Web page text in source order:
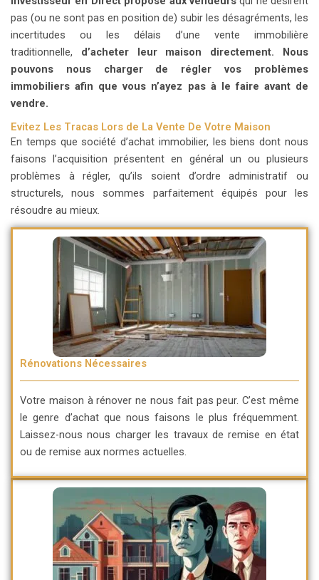
pas (ou ne sont pas en position de) subir les désagréments, les
incertitudes ou les délais d’une vente immobilière
traditionnelle, d’acheter leur maison directement. Nous
pouvons nous charger de régler vos problèmes
immobiliers afin que vous n’ayez pas à le faire avant de
vendre.
Evitez Les Tracas Lors de La Vente De Votre Maison
En temps que société d’achat immobilier, les biens dont nous
faisons l’acquisition présentent en général un ou plusieurs
problèmes à régler, qu’ils soient d’ordre administratif ou
structurels, nous sommes parfaitement équipés pour les
résoudre au mieux.
Rénovations Nécessaires
Votre maison à rénover ne nous fait pas peur. C’est même
le genre d’achat que nous faisons le plus fréquemment.
Laissez-nous nous charger les travaux de remise en état
ou de remise aux normes actuelles.